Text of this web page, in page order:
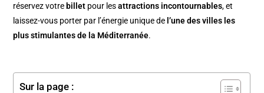
réservez votre billet pour lesattractions incontournables, et
laissez-vous porter par l’énergie unique de l’une des villes les
plus stimulantes de la Méditerranée.
Sur la page :